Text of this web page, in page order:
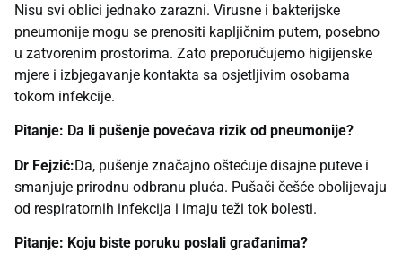
Nisu svi oblici jednako zarazni. Virusne i bakterijske
pneumonije mogu se prenositi kapljičnim putem, posebno
u zatvorenim prostorima. Zato preporučujemo higijenske
mjere i izbjegavanje kontakta sa osjetljivim osobama
tokom infekcije.
Pitanje: Da li pušenje povećava rizik od pneumonije?
Dr Fejzić:Da, pušenje značajno oštećuje disajne puteve i
smanjuje prirodnu odbranu pluća. Pušači češće obolijevaju
od respiratornih infekcija i imaju teži tok bolesti.
Pitanje: Koju biste poruku poslali građanima?